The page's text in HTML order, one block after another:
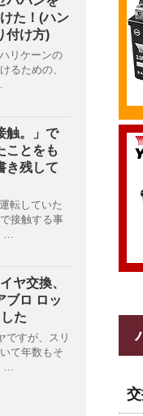
た！(ハン
付け方)
リケーンの
るための、
触。」で
ことをも
き残して
転していた
接触する事
…
ヤ交換、
ブロ ロッ
た
ですが、スリ
て年数もそ
…